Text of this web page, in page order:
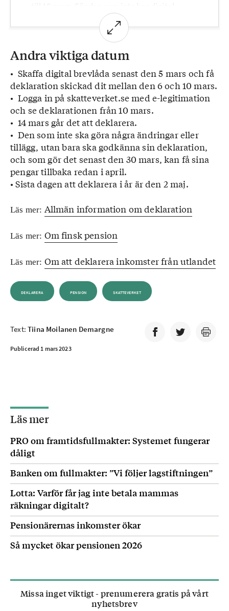
till 10 mars. För den som inte har digital
brevlåda skickas deklarationen till
folkbokföringsadressen. Se därför till att vara
folkbokförd på rätt adress senast den 22
februari 2023. Skatteverket börjar skicka ut
pappersblanketterna i mitten av mars.
Senast den 15 april ska alla ha fått sina
blanketter.
Andra viktiga datum
• Skaffa digital brevlåda senast den 5 mars och få
deklaration skickad dit mellan den 6 och 10 mars.
• Logga in på skatteverket.se med e-legitimation
och se deklarationen från 10 mars.
• 14 mars går det att deklarera.
• Den som inte ska göra några ändringar eller
tillägg, utan bara ska godkänna sin deklaration,
och som gör det senast den 30 mars, kan få sina
pengar tillbaka redan i april.
• Sista dagen att deklarera i år är den 2 maj.
Läs mer: Allmän information om deklaration
Läs mer: Om finsk pension
Läs mer: Om att deklarera inkomster från utlandet
DEKLARERA PENSION SKATTEVERKET
Text:Tiina Moilanen Demargne
Publicerad 1 mars 2023
Läs mer
PRO om framtidsfullmakter: Systemet fungerar
dåligt
Banken om fullmakter: ”Vi följer lagstiftningen”
Lotta: Varför får jag inte betala mammas
räkningar digitalt?
Pensionärernas inkomster ökar
Så mycket ökar pensionen 2026
Missa inget viktigt - prenumerera gratis på vårt
nyhetsbrev